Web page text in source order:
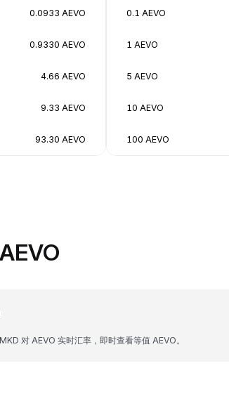
0.0933 AEVO
0.9330 AEVO
4.66 AEVO
9.33 AEVO
93.30 AEVO
0.1 AEVO
1 AEVO
5 AEVO
10 AEVO
100 AEVO
对 AEVO 实时汇率，即时查看等值 AEVO。